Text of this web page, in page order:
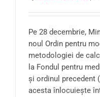
Pe 28 decembrie,
noul Ordin pentru
metodologiei de
la Fondul pentru
și ordinul precedent
acesta înlocuiește